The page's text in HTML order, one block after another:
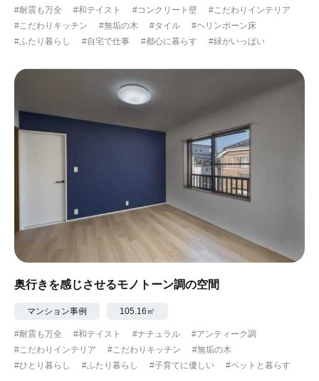
#耐震も万全 #和テイスト #コンクリート壁
#こだわりインテリア
#こだわりキッチン
#無垢の木 #タイル
#ヘリンボーン床
#ふたり暮らし
#自宅で仕事 #都心に暮らす #緑がいっぱい
奥行きを感じさせるモノトーン調の空間
マンション事例 105.16㎡
#耐震も万全 #和テイスト #ナチュラル
#アンティーク調
#こだわりインテリア
#こだわりキッチン
#無垢の木
#ひとり暮らし
#ふたり暮らし #子育てに優しい #ペットと暮らす